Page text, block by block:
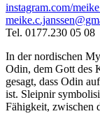
instagram.com/
Tel. 0177.230 05 08
In der⁣ nordischen
Odin, dem Gott des
gesagt, dass Odin
ist. Sleipnir
Fähigkeit, zwischen